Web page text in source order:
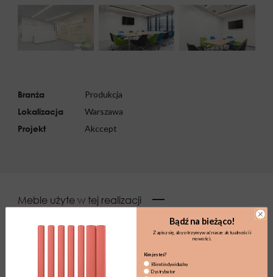
Branża
Produkcja
Lokalizacja
Warszawa
Projekt
Akccept
Meble użyte w tej realizacji
Bądź na bieżąco!
Zapisz się, aby otrzymywać nasze aktualności i
nowości.
Kim jesteś?
Klient indywidualny
Dystrybutor